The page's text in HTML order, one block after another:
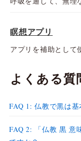
瞑想アプリ
アプリを補助として
よくある質
FAQ 1: 仏教で黒は
FAQ 2: 「仏教 黒 意